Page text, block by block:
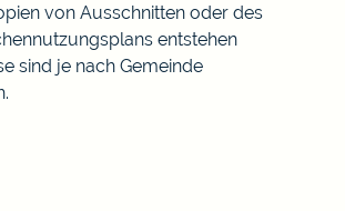
von Ausschnitten oder des
entstehen
sind je nach Gemeinde